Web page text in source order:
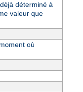
déterminé à
valeur que
où